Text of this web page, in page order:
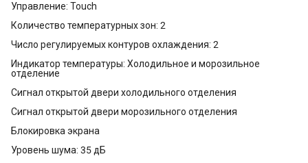
Управление: Touch
Количество температурных зон: 2
Число регулируемых контуров охлаждения: 2
Индикатор температуры: Холодильное и морозильное
отделение
Сигнал открытой двери холодильного отделения
Сигнал открытой двери морозильного отделения
Блокировка экрана
Уровень шума: 35 дБ